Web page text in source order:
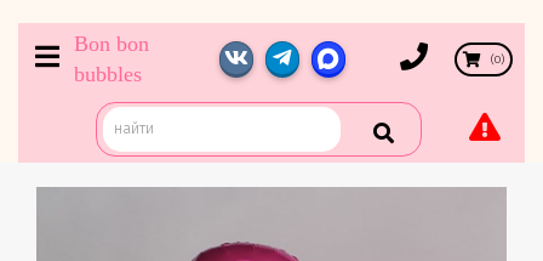
Bon bon
bubbles
(0)